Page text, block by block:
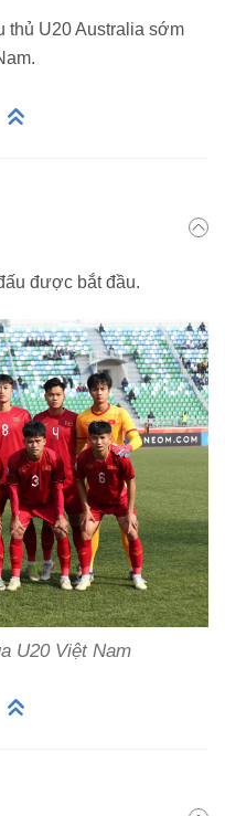
U20 Australia sớm
được bắt đầu.
U20 Việt Nam